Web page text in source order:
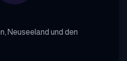
Neuseeland und den